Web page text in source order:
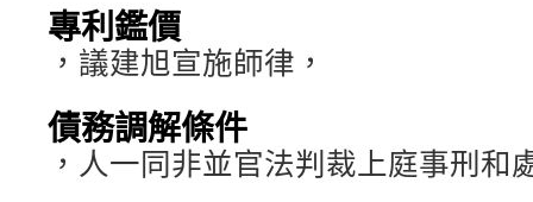
專利鑑價
，議建旭宣施師律，
債務調解條件
，人一同非並官法判裁上庭事刑和